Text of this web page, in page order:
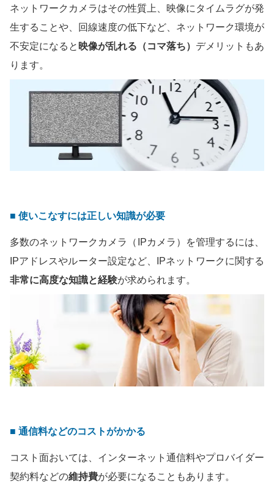
ネットワークカメラはその性質上、映像にタイムラグが発
生することや、回線速度の低下など、ネットワーク環境が
不安定になると 映像が乱れる（コマ落ち） デメリットもあ
ります。
■ 使いこなすには正しい知識が必要
多数のネットワークカメラ（IPカメラ）を管理するには、
IPアドレスやルーター設定など、IPネットワークに関する
非常に高度な知識と経験が求められます。
■ 通信料などのコストがかかる
コスト面おいては、インターネット通信料やプロバイダー
契約料などの維持費が必要になることもあります。